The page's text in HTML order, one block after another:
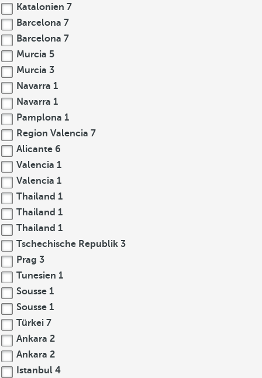
Katalonien 7
Barcelona 7
Barcelona 7
Murcia 5
Murcia 3
Navarra 1
Navarra 1
Pamplona 1
Region Valencia 7
Alicante 6
Valencia 1
Valencia 1
Thailand 1
Thailand 1
Thailand 1
Tschechische Republik 3
Prag 3
Tunesien 1
Sousse 1
Sousse 1
Türkei 7
Ankara 2
Ankara 2
Istanbul 4